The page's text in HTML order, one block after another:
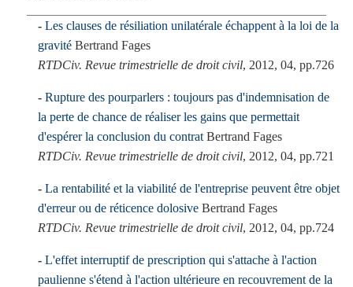
Les clauses de résiliation unilatérale échappent à la loi de la
gravité Bertrand Fages
RTDCiv. Revue trimestrielle de droit civil, 2012, 04, pp.726
Rupture des pourparlers : toujours pas d'indemnisation de
la perte de chance de réaliser les gains que permettait
d'espérer la conclusion du contrat Bertrand Fages
RTDCiv. Revue trimestrielle de droit civil, 2012, 04, pp.721
La rentabilité et la viabilité de l'entreprise peuvent être objet
d'erreur ou de réticence dolosive Bertrand Fages
RTDCiv. Revue trimestrielle de droit civil, 2012, 04, pp.724
L'effet interruptif de prescription qui s'attache à l'action
paulienne s'étend à l'action ultérieure en recouvrement de la